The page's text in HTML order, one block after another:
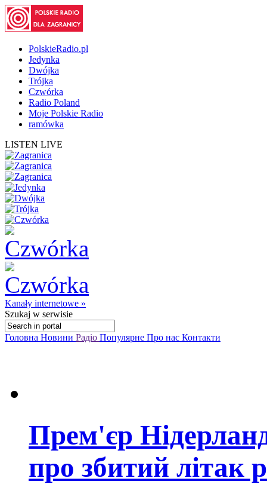
PolskieRadio.pl
Jedynka
Dwójka
Trójka
Czwórka
Radio Poland
Moje Polskie Radio
ramówka
LISTEN LIVE
Kanały internetowe »
Szukaj w serwisie
Головна Новини Радіо Популярне Про нас Контакти
Прем'єр
про збитий літак